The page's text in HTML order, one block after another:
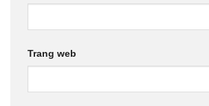
Trang web